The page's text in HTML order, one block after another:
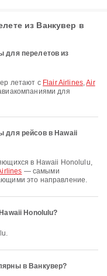
из Ванкувер в
для перелетов из
летают с Flair Airlines,Air
для
для рейсов в Hawaii
— самыми
это направление.
Honolulu?
в Ванкувер?